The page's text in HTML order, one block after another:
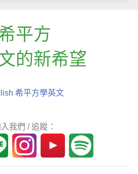
平方
的新希望
希平方學英文
我們 / 追蹤：